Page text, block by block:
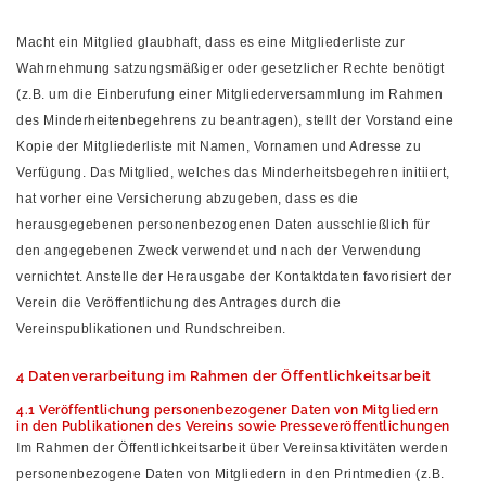
Macht ein Mitglied glaubhaft, dass es eine Mitgliederliste zur
Wahrnehmung satzungsmäßiger oder gesetzlicher Rechte benötigt
(z.B. um die Einberufung einer Mitgliederversammlung im Rahmen
des Minderheitenbegehrens zu beantragen), stellt der Vorstand eine
Kopie der Mitgliederliste mit Namen, Vornamen und Adresse zu
Verfügung. Das Mitglied, welches das Minderheitsbegehren initiiert,
hat vorher eine Versicherung abzugeben, dass es die
herausgegebenen personenbezogenen Daten ausschließlich für
den angegebenen Zweck verwendet und nach der Verwendung
vernichtet. Anstelle der Herausgabe der Kontaktdaten favorisiert der
Verein die Veröffentlichung des Antrages durch die
Vereinspublikationen und Rundschreiben.
4 Datenverarbeitung im Rahmen der Öffentlichkeitsarbeit
4.1 Veröffentlichung personenbezogener Daten von Mitgliedern
in den Publikationen des Vereins sowie Presseveröffentlichungen
Im Rahmen der Öffentlichkeitsarbeit über Vereinsaktivitäten werden
personenbezogene Daten von Mitgliedern in den Printmedien (z.B.